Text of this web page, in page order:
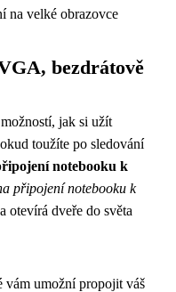
na velké obrazovce
bezdrátově
jak si užít
toužíte po sledování
notebooku k
připojení notebooku k
otevírá dveře do světa
umožní propojit váš